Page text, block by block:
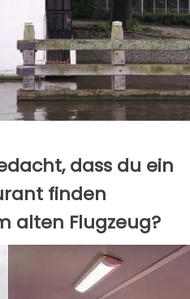
dass du ein
finden
alten Flugzeug?